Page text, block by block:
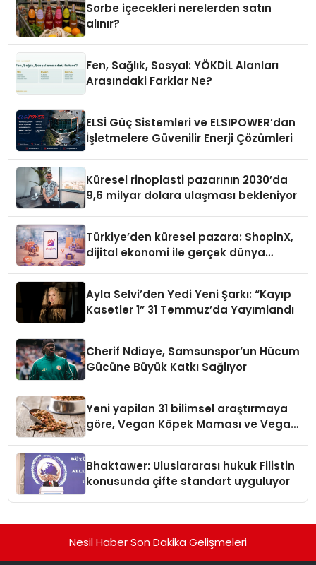
Sorbe içecekleri nerelerden satın
alınır?
Fen, Sağlık, Sosyal: YÖKDİL Alanları
Arasındaki Farklar Ne?
ELSİ Güç Sistemleri ve ELSIPOWER’dan
İşletmelere Güvenilir Enerji Çözümleri
Küresel rinoplasti pazarının 2030’da
9,6 milyar dolara ulaşması bekleniyor
Türkiye’den küresel pazara: ShopinX,
dijital ekonomi ile gerçek dünya
Ayla Selvi’den Yedi Yeni Şarkı: “Kayıp
Kasetler 1” 31 Temmuz’da Yayımlandı
Cherif Ndiaye, Samsunspor’un Hücum
Gücüne Büyük Katkı Sağlıyor
Yeni yapilan 31 bilimsel araştırmaya
göre, Vegan Köpek Maması ve Vegan
Bhaktawer: Uluslararası hukuk Filistin
konusunda çifte standart uyguluyor
Nesil Haber Son Dakika Gelişmeleri